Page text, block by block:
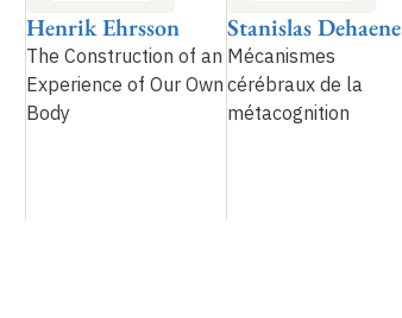
The Construction of an
Experience of Our Own
Body
Henrik Ehrsson
Mécanismes
cérébraux de la
métacognition
Stanislas Dehaene